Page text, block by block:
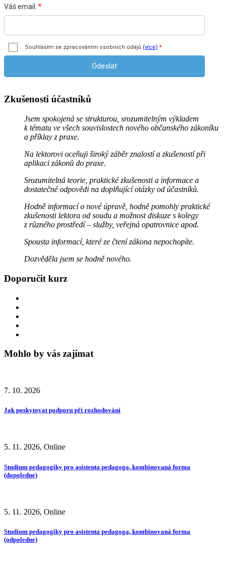
Zkušenosti účastníků
Jsem spokojená se strukturou, srozumitelným výkladem
k tématu ve všech souvislostech nového občanského zákoníku
a příklay z praxe.
Na lektorovi oceňuji široký záběr znalostí a zkušeností při
aplikaci zákonů do praxe.
Srozumitelná teorie, praktické zkušenosti a informace a
dostatečné odpovědi na doplňující otázky od účastníků.
Hodně informací o nové úpravě, hodně pomohly praktické
zkušenosti lektora od soudu a možnost diskuze s kolegy
z různého prostředí – služby, veřejná opatrovnice apod.
Spousta informací, které ze čtení zákona nepochopíte.
Dozvěděla jsem se hodně nového.
Doporučit kurz
Mohlo by vás zajímat
7. 10. 2026
Jak poskytovat podporu při rozhodování
5. 11. 2026, Online
Studium pedagogiky pro asistenta pedagoga, kombinovaná forma
(dopoledne)
5. 11. 2026, Online
Studium pedagogiky pro asistenta pedagoga, kombinovaná forma
(odpoledne)